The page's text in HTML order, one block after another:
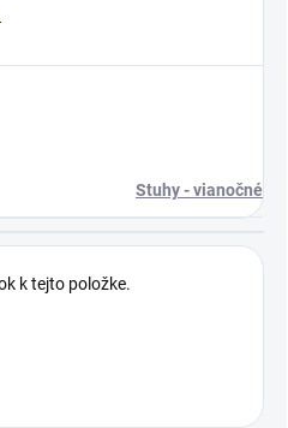
Stuhy - vianočné
k tejto položke.